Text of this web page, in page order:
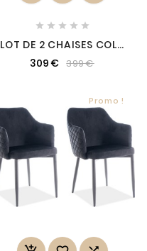
    
LOT DE 2 CHAISES COLB
QUALITÉ, COULEUR
309 € 399 €
Promo !